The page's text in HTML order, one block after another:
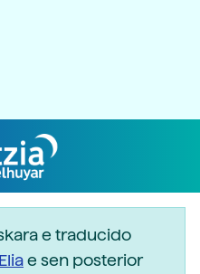
e traducido
Eliae sen posterior